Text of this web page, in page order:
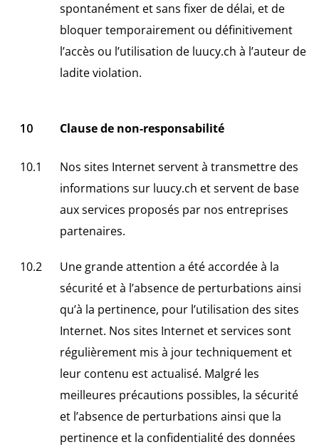
spontanément et sans fixer de délai, et de
bloquer temporairement ou définitivement
l’accès ou l’utilisation de luucy.ch à l’auteur de
ladite violation.
Clause de non-responsabilité
Nos sites Internet servent à transmettre des
informations sur luucy.ch et servent de base
aux services proposés par nos entreprises
partenaires.
Une grande attention a été accordée à la
sécurité et à l’absence de perturbations ainsi
qu’à la pertinence, pour l’utilisation des sites
Internet. Nos sites Internet et services sont
régulièrement mis à jour techniquement et
leur contenu est actualisé. Malgré les
meilleures précautions possibles, la sécurité
et l’absence de perturbations ainsi que la
pertinence et la confidentialité des données